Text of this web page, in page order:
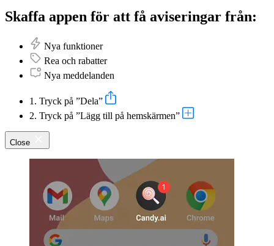
Skaffa appen för att få aviseringar från:
Nya funktioner
Rea och rabatter
Nya meddelanden
1. Tryck på ”Dela”
2. Tryck på ”Lägg till på hemskärmen”
Close